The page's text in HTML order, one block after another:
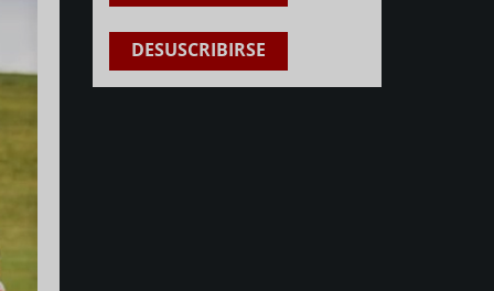
DESUSCRIBIRSE